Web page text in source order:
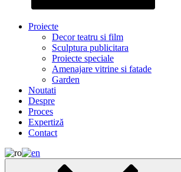
Proiecte
Decor teatru si film
Sculptura publicitara
Proiecte speciale
Amenajare vitrine si fatade
Garden
Noutati
Despre
Proces
Expertiză
Contact